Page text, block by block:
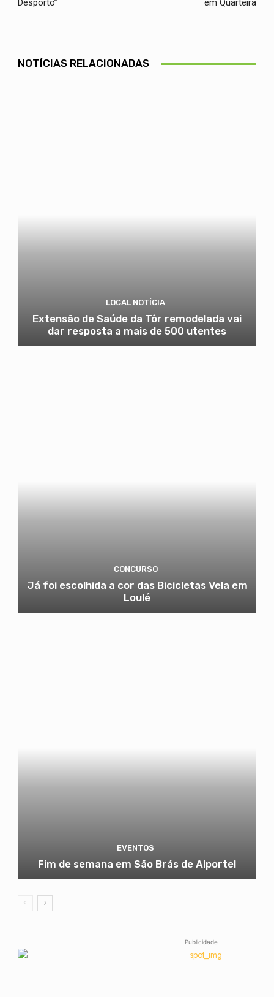
Desporto” em Quarteira
NOTÍCIAS RELACIONADAS
LOCAL NOTÍCIA
Extensão de Saúde da Tôr remodelada vai
dar resposta a mais de 500 utentes
CONCURSO
Já foi escolhida a cor das Bicicletas Vela em
Loulé
EVENTOS
Fim de semana em São Brás de Alportel
Publicidade